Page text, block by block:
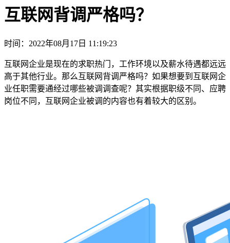
互联网背调严格吗？
时间：2022年08月17日 11:19:23
互联网企业是现在的求职热门，工作环境以及薪水待遇都远远
高于其他行业。那么互联网背调严格吗？如果想要到互联网企
业任职需要通经过哪些被调调查呢？其实根据职级不同、应聘
岗位不同，互联网企业被调的内容也有着较大的区别。